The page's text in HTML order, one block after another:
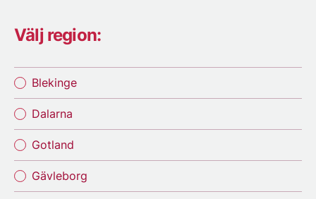
Välj region:
Blekinge
Dalarna
Gotland
Gävleborg